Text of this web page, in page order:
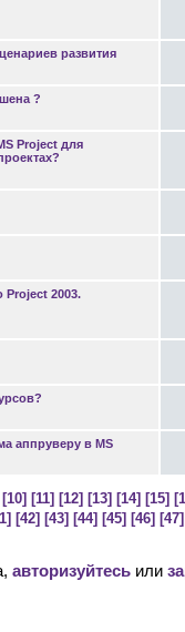
развития
?
Project для
Project 2003.
аппруверу в MS
[10] [11] [12] [13] [14] [15]
[42] [43] [44] [45] [46] [47]
авторизуйтесьили